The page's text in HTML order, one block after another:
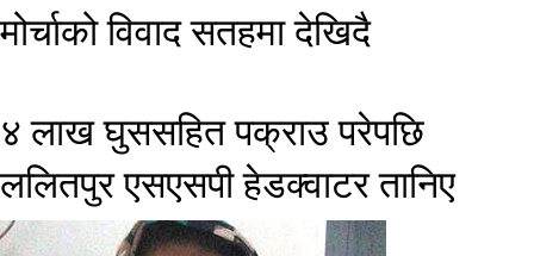
मोर्चाको विवाद सतहमा देखिदै
४ लाख घुससहित पक्राउ परेपछि
ललितपुर एसएसपी हेडक्वाटर तानिए